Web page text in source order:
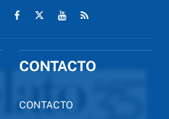
CONTACTO
CONTACTO